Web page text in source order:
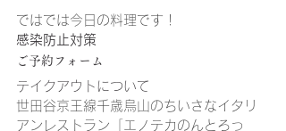
ではでは今日の料理です！
感染防止対策
ご予約フォーム
テイクアウトについて
世田谷京王線千歳烏山のちいさなイタリ
アンレストラン「エノテカのんとろっ